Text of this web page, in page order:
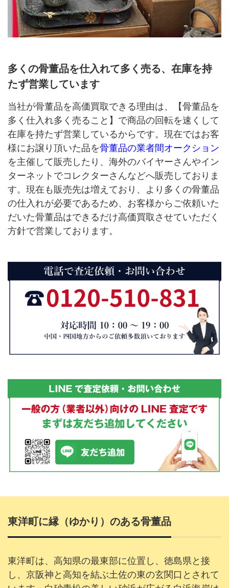
多くの骨董品を仕入れて多く売る、在庫を持
たず営業しています
当社が骨董品を高価買取できる理由は、【骨董品を
多く仕入れ多く売ること】で商品の回転を速くして
在庫を持たず営業しているからです。現在ではお客
様にお譲り頂いた品を骨董品の業者間オークション
を主催して販売したり、海外のバイヤーさんやイン
ターネットでコレクターさんなどへ販売しておりま
す。現在も販売先は増えており、より多くの骨董品
の仕入れが必要であるため、お客様からご依頼いた
だいた骨董品はできるだけ高価買取させていただく
方針で営業しております。
東洋町に縁（ゆかり）のある骨董品
東洋町は、高知県の最東部に位置し、徳島県と接
し、京阪神と高知を結ぶ土佐の東の玄関口とされて